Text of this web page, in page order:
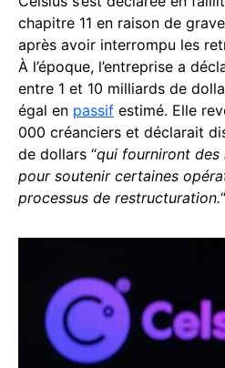
chapitre 11 en raison de
après avoir interrompu les
À l’époque, l’entreprise a
entre 1 et 10 milliards de
égal en passif estimé. Elle
000 créanciers et déclarait
de dollars “qui fourniront des
pour soutenir certaines
processus de restructuration.“